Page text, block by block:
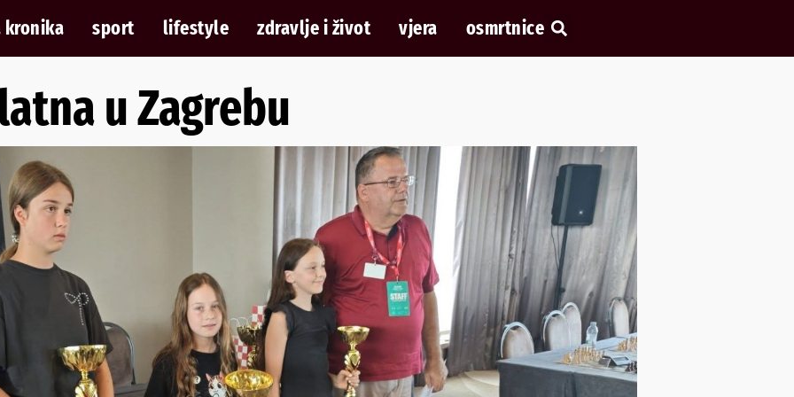
kronika sport lifestyle zdravlje i život vjera osmrtnice
u Zagrebu